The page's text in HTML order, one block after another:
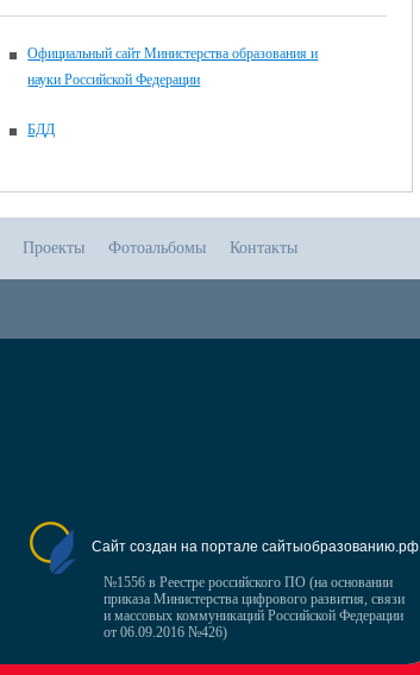
Официальный сайт Министерства образования и
науки Российской Федерации
БДД
Проекты Фотоальбомы Контакты
Сайт создан на портале сайтыобразованию.рф
№1556 в Реестре российского ПО (на основании
приказа Министерства цифрового развития, связи
и массовых коммуникаций Российской Федерации
от 06.09.2016 №426)